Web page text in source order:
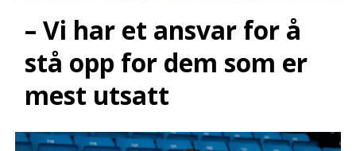
– Vi har et ansvar for å
stå opp for dem som er
mest utsatt